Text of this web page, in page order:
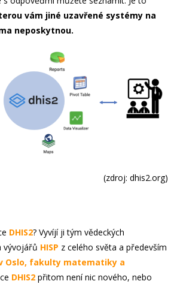
vám jiné uzavřené systémy na
neposkytnou.
(zdroj: dhis2.org)
DHIS2? Vyvíjí ji tým vědeckých
vývojářů HISP z celého světa a především
Oslo, fakulty matematiky a
DHIS2 přitom není nic nového, nebo